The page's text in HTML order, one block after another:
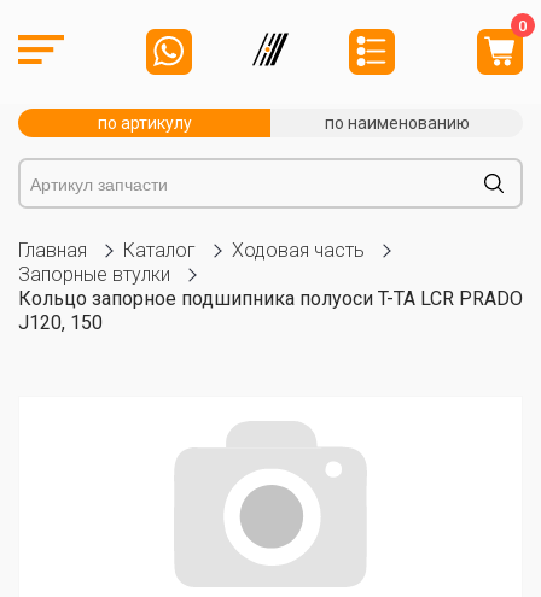
0
по артикулу по наименованию
Главная Каталог
Ходовая часть
Запорные втулки
Кольцо запорное подшипника полуоси T-TA LCR PRADO
J120, 150